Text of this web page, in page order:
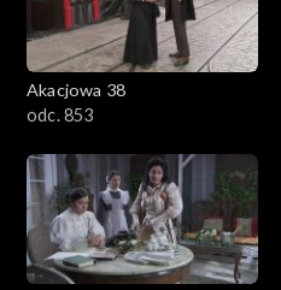
Akacjowa 38
odc. 853